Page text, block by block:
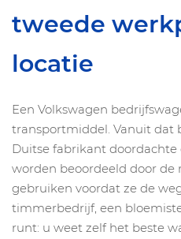
tweede
locatie
Een Volkswagen
transportmiddel. Vanuit dat
Duitse fabrikant
worden beoordeeld door de
gebruiken voordat ze de
timmerbedrijf, een
runt: u weet zelf het beste